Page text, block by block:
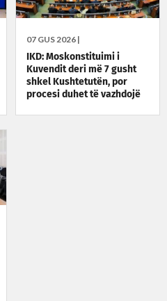
07 GUS 2026 |
IKD: Moskonstituimi i
Kuvendit deri më 7 gusht
shkel Kushtetutën, por
procesi duhet të vazhdojë